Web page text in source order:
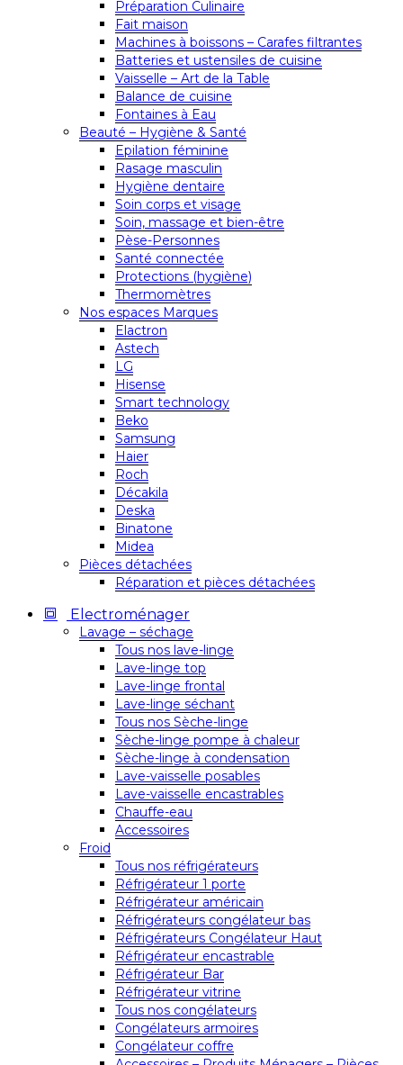
Préparation Culinaire
Fait maison
Machines à boissons – Carafes filtrantes
Batteries et ustensiles de cuisine
Vaisselle – Art de la Table
Balance de cuisine
Fontaines à Eau
Beauté – Hygiène & Santé
Epilation féminine
Rasage masculin
Hygiène dentaire
Soin corps et visage
Soin, massage et bien-être
Pèse-Personnes
Santé connectée
Protections (hygiène)
Thermomètres
Nos espaces Marques
Elactron
Astech
LG
Hisense
Smart technology
Beko
Samsung
Haier
Roch
Décakila
Deska
Binatone
Midea
Pièces détachées
Réparation et pièces détachées
Electroménager
Lavage – séchage
Tous nos lave-linge
Lave-linge top
Lave-linge frontal
Lave-linge séchant
Tous nos Sèche-linge
Sèche-linge pompe à chaleur
Sèche-linge à condensation
Lave-vaisselle posables
Lave-vaisselle encastrables
Chauffe-eau
Accessoires
Froid
Tous nos réfrigérateurs
Réfrigérateur 1 porte
Réfrigérateur américain
Réfrigérateurs congélateur bas
Réfrigérateurs Congélateur Haut
Réfrigérateur encastrable
Réfrigérateur Bar
Réfrigérateur vitrine
Tous nos congélateurs
Congélateurs armoires
Congélateur coffre